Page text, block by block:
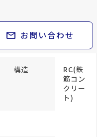
keyboard_arrow_right
keyboard_arrow_right
keyboard_arrow_right
mail お問い合わせ
構造
RC(鉄
筋コン
クリー
ト)